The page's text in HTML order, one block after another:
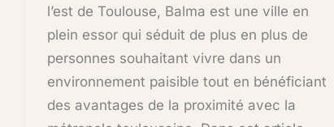
l’est de Toulouse, Balma est une ville en
plein essor qui séduit de plus en plus de
personnes souhaitant vivre dans un
environnement paisible tout en bénéficiant
des avantages de la proximité avec la